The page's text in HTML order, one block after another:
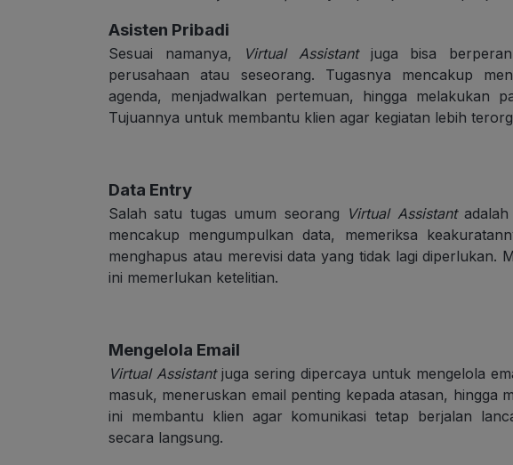
Asisten Pribadi
Sesuai namanya, Virtual Assistantjuga bisa berperan
perusahaan atau seseorang. Tugasnya mencakup
agenda, menjadwalkan pertemuan, hingga melakukan
Tujuannya untuk membantu klien agar kegiatan lebih
Data Entry
Salah satu tugas umum seorang Virtual Assistantadalah
mencakup mengumpulkan data, memeriksa
menghapus atau merevisi data yang tidak lagi diperlukan.
ini memerlukan ketelitian.
Mengelola Email
Virtual Assistantjuga sering dipercaya untuk mengelola
masuk, meneruskan email penting kepada atasan, hingga
ini membantu klien agar komunikasi tetap berjalan
secara langsung.